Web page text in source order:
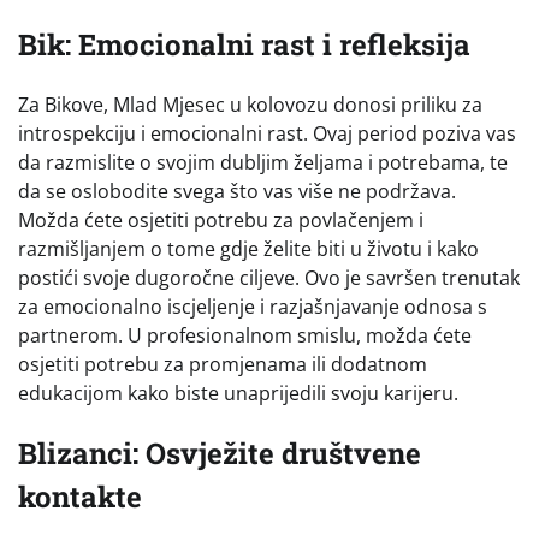
Bik: Emocionalni rast i refleksija
Za Bikove, Mlad Mjesec u kolovozu donosi priliku za
introspekciju i emocionalni rast. Ovaj period poziva vas
da razmislite o svojim dubljim željama i potrebama, te
da se oslobodite svega što vas više ne podržava.
Možda ćete osjetiti potrebu za povlačenjem i
razmišljanjem o tome gdje želite biti u životu i kako
postići svoje dugoročne ciljeve. Ovo je savršen trenutak
za emocionalno iscjeljenje i razjašnjavanje odnosa s
partnerom. U profesionalnom smislu, možda ćete
osjetiti potrebu za promjenama ili dodatnom
edukacijom kako biste unaprijedili svoju karijeru.
Blizanci: Osvježite društvene
kontakte